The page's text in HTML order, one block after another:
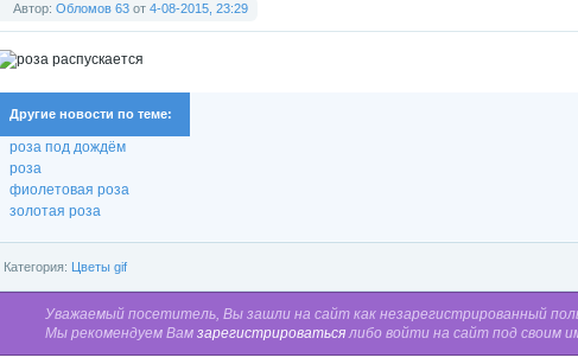
Автор: Обломов 63 от 4-08-2015, 23:29
Другие новости по теме:
роза под дождём
роза
фиолетовая роза
золотая роза
Категория: Цветы gif
Уважаемый посетитель, Вы зашли на сайт как незарегистрированный
Мы рекомендуем Вам зарегистрироватьсялибо войти на сайт под своим